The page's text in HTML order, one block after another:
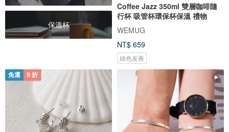
保溫杯
Coffee Jazz 350ml 雙層咖啡隨
行杯 吸管杯環保杯保溫 禮物
WEMUG
NT$ 659
綠色友善
免運 9 折